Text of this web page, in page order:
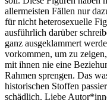
allermeisten Fällen nur
für nicht heterosexuelle
ausführlich darüber
ganz ausgeklammert
vorkommen, um zu
mit ihnen nie eine
Rahmen sprengen. Das
historischen Stoffen
schädlich. Liebe